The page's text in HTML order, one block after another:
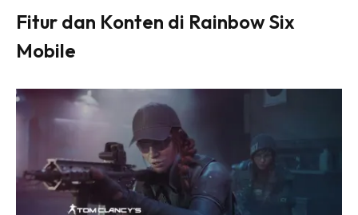
Fitur dan Konten di Rainbow Six
Mobile